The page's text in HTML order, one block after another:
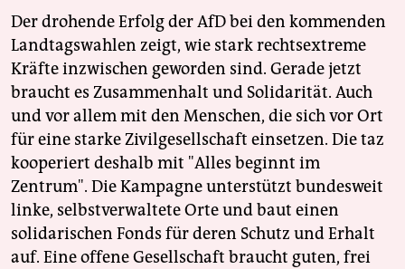
Der drohende Erfolg der AfD bei den kommenden
Landtagswahlen zeigt, wie stark rechtsextreme
Kräfte inzwischen geworden sind. Gerade jetzt
braucht es Zusammenhalt und Solidarität. Auch
und vor allem mit den Menschen, die sich vor Ort
für eine starke Zivilgesellschaft einsetzen. Die taz
kooperiert deshalb mit "Alles beginnt im
Zentrum". Die Kampagne unterstützt bundesweit
linke, selbstverwaltete Orte und baut einen
solidarischen Fonds für deren Schutz und Erhalt
auf. Eine offene Gesellschaft braucht guten, frei